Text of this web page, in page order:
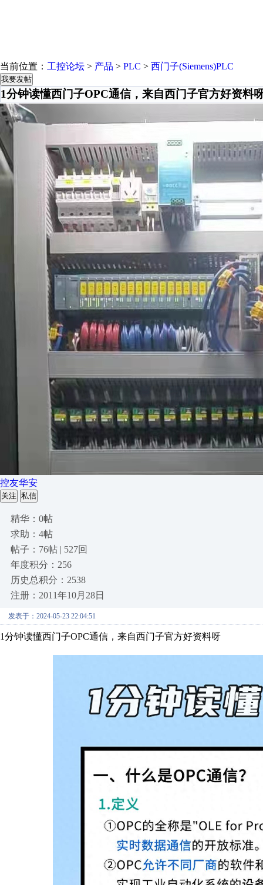
当前位置： 工控论坛 > 产品 > PLC > 西门子(Siemens)PLC
我要发帖
1分钟读懂西门子OPC通信，来自西门子官方好资料
控友华安
关注 私信
精华：0帖
求助：4帖
帖子：76帖 | 527回
年度积分：256
历史总积分：2538
注册：2011年10月28日
发表于：2024-05-23 22:04:51
1分钟读懂西门子OPC通信，来自西门子官方好资料呀